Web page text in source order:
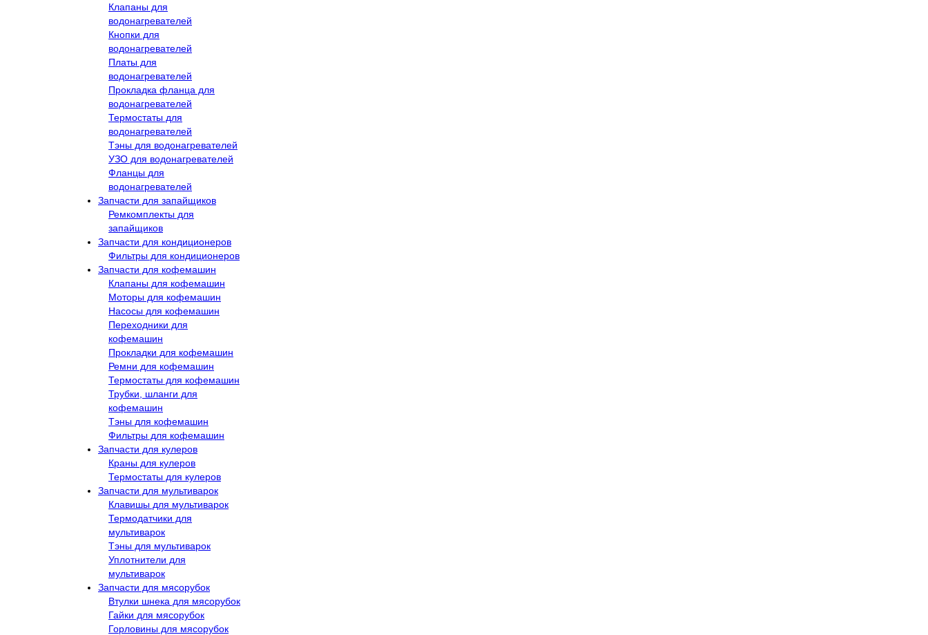
Клапаны для
водонагревателей
Кнопки для
водонагревателей
Платы для
водонагревателей
Прокладка фланца для
водонагревателей
Термостаты для
водонагревателей
Тэны для водонагревателей
УЗО для водонагревателей
Фланцы для
водонагревателей
Запчасти для запайщиков
Ремкомплекты для
запайщиков
Запчасти для кондиционеров
Фильтры для кондиционеров
Запчасти для кофемашин
Клапаны для кофемашин
Моторы для кофемашин
Насосы для кофемашин
Переходники для
кофемашин
Прокладки для кофемашин
Ремни для кофемашин
Термостаты для кофемашин
Трубки, шланги для
кофемашин
Тэны для кофемашин
Фильтры для кофемашин
Запчасти для кулеров
Краны для кулеров
Термостаты для кулеров
Запчасти для мультиварок
Клавишы для мультиварок
Термодатчики для
мультиварок
Тэны для мультиварок
Уплотнители для
мультиварок
Запчасти для мясорубок
Втулки шнека для мясорубок
Гайки для мясорубок
Горловины для мясорубок